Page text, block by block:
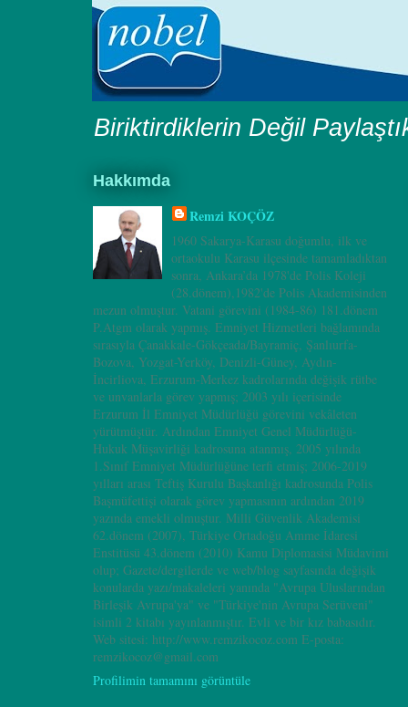
Biriktirdiklerin Değil
Hakkımda
Remzi KOÇÖZ
1960 Sakarya-Karasu doğumlu, ilk ve
ortaokulu Karasu ilçesinde tamamladıktan
sonra, Ankara’da 1978'de Polis Koleji
(28.dönem),1982'de Polis Akademisinden
mezun olmuştur. Vatani görevini (1984-86) 181.dönem
P.Atgm olarak yapmış. Emniyet Hizmetleri bağlamında
sırasıyla Çanakkale-Gökçeada/Bayramiç, Şanlıurfa-
Bozova, Yozgat-Yerköy, Denizli-Güney, Aydın-
İncirliova, Erzurum-Merkez kadrolarında değişik rütbe
ve unvanlarla görev yapmış; 2003 yılı içerisinde
Erzurum İl Emniyet Müdürlüğü görevini vekâleten
yürütmüştür. Ardından Emniyet Genel Müdürlüğü-
Hukuk Müşavirliği kadrosuna atanmış, 2005 yılında
1.Sınıf Emniyet Müdürlüğüne terfi etmiş; 2006-2019
yılları arası Teftiş Kurulu Başkanlığı kadrosunda Polis
Başmüfettişi olarak görev yapmasının ardından 2019
yazında emekli olmuştur. Milli Güvenlik Akademisi
62.dönem (2007), Türkiye Ortadoğu Amme İdaresi
Enstitüsü 43.dönem (2010) Kamu Diplomasisi Müdavimi
olup; Gazete/dergilerde ve web/blog sayfasında değişik
konularda yazı/makaleleri yanında "Avrupa Uluslarından
Birleşik Avrupa'ya" ve "Türkiye'nin Avrupa Serüveni"
isimli 2 kitabı yayınlanmıştır. Evli ve bir kız babasıdır.
Web sitesi: http://www.remzikocoz.com E-posta:
remzikocoz@gmail.com
Profilimin tamamını görüntüle